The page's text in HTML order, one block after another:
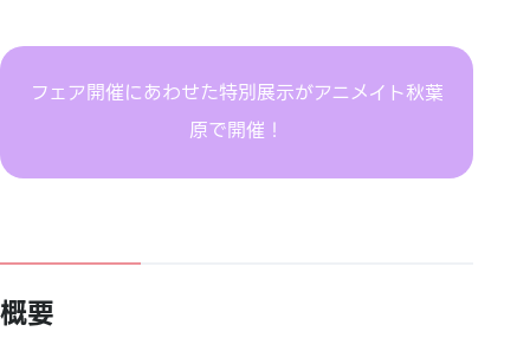
フェア開催にあわせた特別展示がアニメイト秋葉
原で開催！
概要